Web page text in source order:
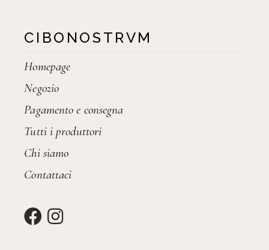
CIBONOSTRVM
Homepage
Negozio
Pagamento e consegna
Tutti i produttori
Chi siamo
Contattaci